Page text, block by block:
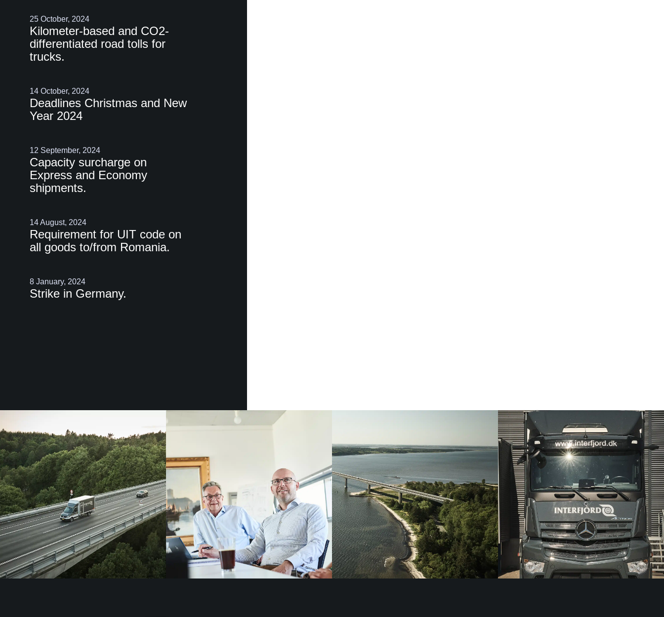
25 October, 2024
Kilometer-based and CO2-
differentiated road tolls for
trucks.
14 October, 2024
Deadlines Christmas and New
Year 2024
12 September, 2024
Capacity surcharge on
Express and Economy
shipments.
14 August, 2024
Requirement for UIT code on
all goods to/from Romania.
8 January, 2024
Strike in Germany.